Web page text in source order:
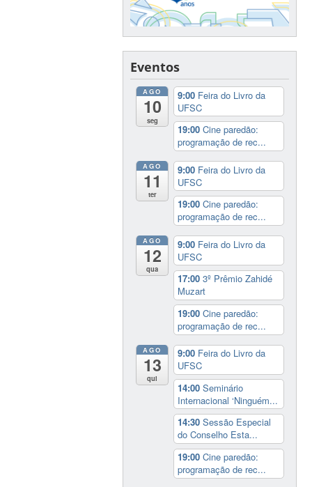
Eventos
AGO
10
seg
9:00 Feira do Livro da
UFSC
19:00Cine paredão:
programação de rec...
AGO
11
ter
9:00 Feira do Livro da
UFSC
19:00Cine paredão:
programação de rec...
AGO
12
qua
9:00 Feira do Livro da
UFSC
17:003º Prêmio Zahidé
Muzart
19:00Cine paredão:
programação de rec...
AGO
13
qui
9:00 Feira do Livro da
UFSC
14:00Seminário
Internacional ‘Ninguém...
14:30Sessão Especial
do Conselho Esta...
19:00Cine paredão:
programação de rec...